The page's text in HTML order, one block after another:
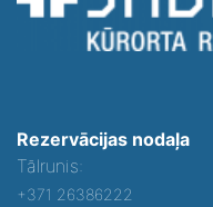
Rezervācijas nodaļa
Tālrunis:
+371 26386222